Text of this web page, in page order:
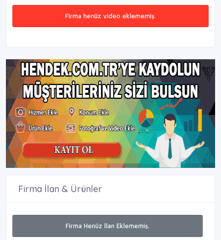
Firma henüz video eklememiş.
Firma İlan & Ürünler
Firma Henüz İlan Eklememiş.